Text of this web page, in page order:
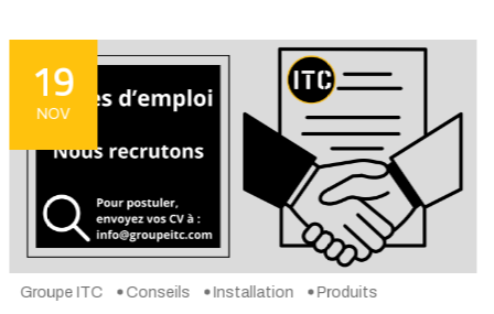
12
NOV
Groupe ITC Conseils